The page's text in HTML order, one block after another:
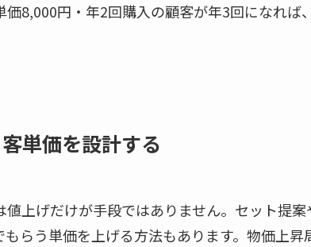
価8,000円・年2回購入の顧客が年3回になれば
単価を設計する
値上げだけが手段ではありません。セット提
もらう単価を上げる方法もあります。物価上